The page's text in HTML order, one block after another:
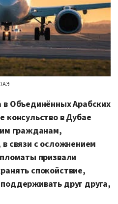
в Объединённых Арабских
консульство в Дубае
гражданам,
связи с осложнением
призвали
спокойствие,
друг друга,